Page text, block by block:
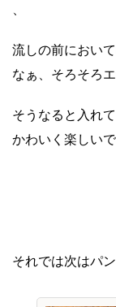
、
流しの前におい
なぁ、そろそろ
そうなると入れ
かわいく楽しい
それでは次はパン